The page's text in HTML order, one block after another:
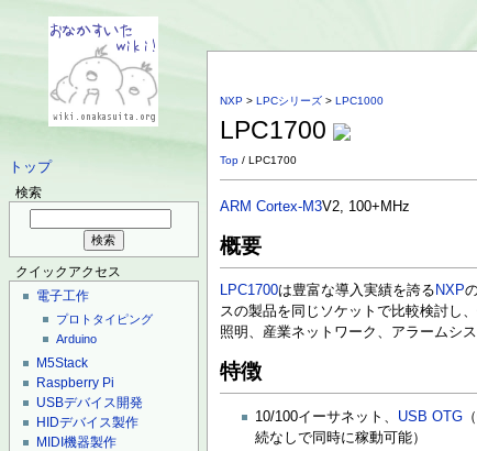
トップ
検索
クイックアクセス
電子工作
プロトタイピング
Arduino
M5Stack
Raspberry Pi
USBデバイス開発
HIDデバイス製作
MIDI機器製作
NXP >LPCシリーズ >LPC1000
LPC1700
Top / LPC1700
ARM Cortex-M3V2, 100+MHz
概要
LPC1700は豊富な導入実績を誇る NXP
スの製品を同じソケットで比較検討し
照明、産業ネットワーク、アラームシ
特徴
10/100イーサネット、 USB OTG
続なしで同時に稼動可能）